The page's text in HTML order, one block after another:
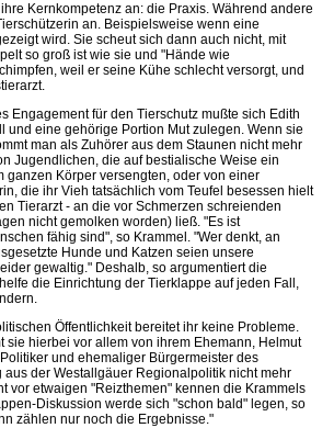
Kernkompetenz an: die Praxis. Während andere
an. Beispielsweise wenn eine
wird. Sie scheut sich dann auch nicht, mit
so groß ist wie sie und "Hände wie
weil er seine Kühe schlecht versorgt, und
Engagement für den Tierschutz mußte sich Edith
und eine gehörige Portion Mut zulegen. Wenn sie
man als Zuhörer aus dem Staunen nicht mehr
Jugendlichen, die auf bestialische Weise ein
ganzen Körper versengten, oder von einer
die ihr Vieh tatsächlich vom Teufel besessen hielt
Tierarzt - an die vor Schmerzen schreienden
nicht gemolken worden) ließ. "Es ist
fähig sind", so Krammel. "Wer denkt, an
Hunde und Katzen seien unsere
gewaltig." Deshalb, so argumentiert die
die Einrichtung der Tierklappe auf jeden Fall,
Öffentlichkeit bereitet ihr keine Probleme.
sie hierbei vor allem von ihrem Ehemann, Helmut
und ehemaliger Bürgermeister des
aus der Westallgäuer Regionalpolitik nicht mehr
vor etwaigen "Reizthemen" kennen die Krammels
Diskussion werde sich "schon bald" legen, so
zählen nur noch die Ergebnisse."